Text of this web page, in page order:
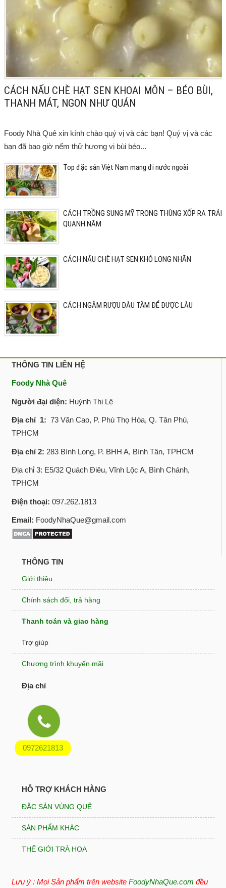
CÁCH NẤU CHÈ HẠT SEN KHOAI MÔN – BÉO BÙI,
THANH MÁT, NGON NHƯ QUÁN
Foody Nhà Quê xin kính chào quý vị và các bạn! Quý vị và các
bạn đã bao giờ nếm thử hương vị bùi béo...
Top đặc sản Việt Nam mang đi nước ngoài
CÁCH TRỒNG SUNG MỸ TRONG THÙNG XỐP RA TRÁI
QUANH NĂM
CÁCH NẤU CHÈ HẠT SEN KHÔ LONG NHÃN
CÁCH NGÂM RƯỢU DÂU TẰM ĐỂ ĐƯỢC LÂU
0972621813
THÔNG TIN LIÊN HỆ
Foody Nhà Quê
Người đại diện: Huỳnh Thị Lệ
Địa chỉ 1: 73 Văn Cao, P. Phú Thọ Hòa, Q. Tân Phú,
TPHCM
Địa chỉ 2: 283 Bình Long, P. BHH A, Bình Tân, TPHCM
Địa chỉ 3: E5/32 Quách Điêu, Vĩnh Lộc A, Bình Chánh,
TPHCM
Điện thoại: 097.262.1813
Email: FoodyNhaQue@gmail.com
THÔNG TIN
Giới thiệu
Chính sách đổi, trả hàng
Thanh toán và giao hàng
Trợ giúp
Chương trình khuyến mãi
Địa chỉ
HỖ TRỢ KHÁCH HÀNG
ĐẶC SẢN VÙNG QUÊ
SẢN PHẨM KHÁC
THẾ GIỚI TRÀ HOA
Lưu ý : Mọi Sản phẩm trên website FoodyNhaQue.com đều